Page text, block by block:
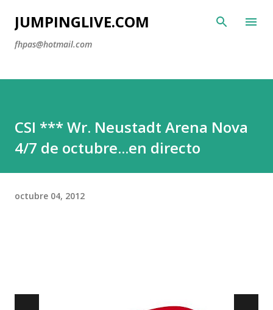
Ir al contenido principal
JUMPINGLIVE.COM
fhpas@hotmail.com
CSI *** Wr. Neustadt Arena Nova
4/7 de octubre...en directo
octubre 04, 2012